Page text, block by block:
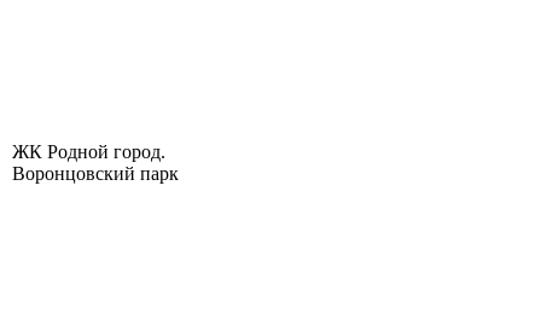
ЖК Родной город.
Воронцовский парк